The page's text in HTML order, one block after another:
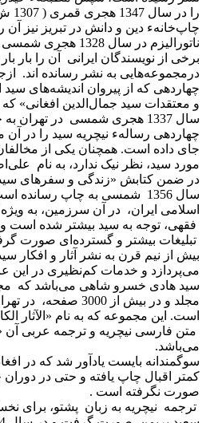
را
چاپ‌خانهء دین و دانش در تبریز نیز آن
ناتورالیزم در سال
برخی از نویسندگان ایرانی آن را بار بار
درمجموعه‌هایی به نشر رسانده اند.
چهاردهی که از پیروان اندیشه‌های سید
و معتقدات سید جمال‌الدین افغانی» که
سال 1337 هجری شمسی در
جای داده است. همچنان یکی از
مورد سید، نظر نیک ندارد، به نام
در ضمن کتابش «زندگی و سفرهای سید
سال 1356 شمسی به چاپ رسانده
اسلامی ایران، در آن سرزمین، به
فقهی، توجه به سید بیشتر شده است و
تبلیغات بیشتر و گسترده‌ای صورت
بیش از نیم قرن به نشر آثار و افکار
می‌پردازد و خدمات کم‌نظیری در این
سید هادی خسرو شاهی می‌باشد که
مجلد و در بیش از
است. این مجموعه که به نام «الآثار
متن فارسی نیچریه و ترجمه عربی آن
می‌باشد.
سوگمندانه بایست یادآور شد که در
کمتر اقبال چاپ یافته و حتی در دوران
صورت نگرفته است .
ترجمه نیچریه به زبان پشتو، برای